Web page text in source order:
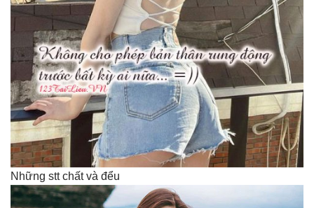
Những stt chất và đểu